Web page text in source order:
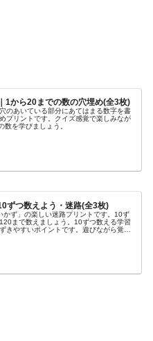
1から20までの数の穴埋め(全3枚)
のあいている部分にあてはまる数字を書
プリントです。クイズ感覚で楽しみなが
数を学びましょう。
ずつ数えよう・迷路(全3枚)
かず」の楽しい迷路プリントです。10ず
まで数えましょう。10ずつ数える学習
きやすいポイントです。遊びながら覚え